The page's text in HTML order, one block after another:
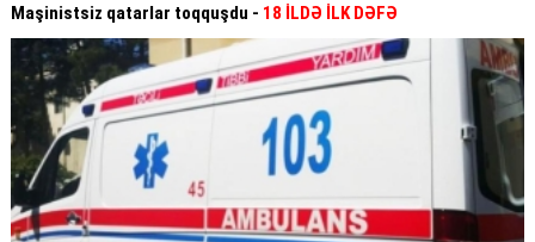
Maşinistsiz qatarlar toqquşdu - 18 İLDƏ İLK DƏFƏ